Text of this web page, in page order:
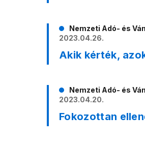
Nemzeti Adó- és
2023.04.26.
Akik kérték,
Nemzeti Adó- és
2023.04.20.
Fokozottan